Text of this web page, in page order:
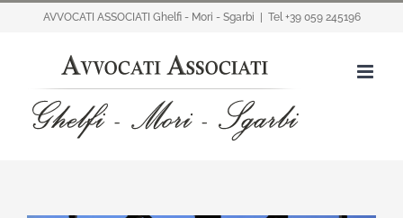
Salta
AVVOCATI ASSOCIATI Ghelfi - Mori - Sgarbi Tel +39 059 245196